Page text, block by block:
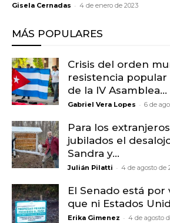
Gisela Cernadas - 4 de enero de 2023
MÁS POPULARES
Crisis del orden
resistencia
de la IV Asamblea...
Gabriel Vera Lopes - 6 de
Para los
jubilados el
Sandra y...
Julián Pilatti - 4 de agosto de
El Senado está
que ni Estados
Erika Gimenez - 4 de agosto